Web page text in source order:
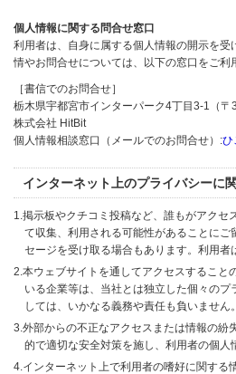
個人情報に関する問合せ窓口
利用者は、自身に属する個人情報の開示を
情やお問合せについては、以下の窓口をご利
［書信でのお問合せ］
栃木県宇都宮市インターパーク4丁目3-1（〒
株式会社 HitBit
個人情報相談窓口（メールでのお問合せ）:ひ
インターネット上のプライバシーに
1.掲示板やクチコミ投稿など、誰もがアク
て収集、利用される可能性があることに
セージを受け取る場合もあります。利用者
2.本ウェブサイトを通してアクセスすること
いる企業等は、当社とは独立した個々の
しては、いかなる義務や責任も負いません。
3.外部からの不正なアクセスまたは情報の
的で適切な安全対策を施し、利用者の個人
4.インターネット上で利用者の嗜好に関する